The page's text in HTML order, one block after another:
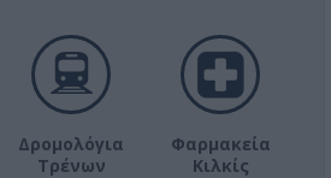
Δρομολόγια
Τρένων
Φαρμακεία
Κιλκίς